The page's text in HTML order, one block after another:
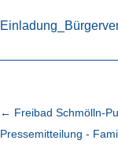
← Freibad Schmölln-
Pressemitteilung -